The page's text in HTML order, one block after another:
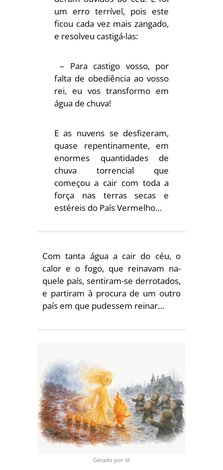
um erro terrível, pois este
ficou cada vez mais zangado,
e resolveu castigá-las:
– Para castigo vosso, por
falta de obediência ao vosso
rei, eu vos transformo em
água de chuva!
E as nuvens se desfizeram,
quase repentinamente, em
enormes quantidades de
chuva torrencial que
começou a cair com toda a
força nas terras secas e
estéreis do País Vermelho…
Com tanta água a cair do céu, o
calor e o fogo, que reinavam na­
quele país, sentiram-se derrotados,
e partiram à procura de um ou­tro
país em que pudessem reinar…
Gerado por IA